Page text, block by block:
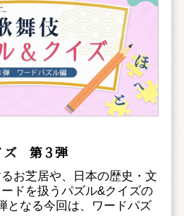
ズ 第３弾
お芝居や、日本の歴史・文
ドを扱うパズル&クイズの
となる今回は、ワードパズ